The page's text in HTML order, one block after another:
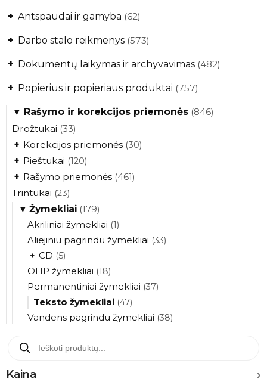
+ Antspaudai ir gamyba (62)
+ Darbo stalo reikmenys (573)
+ Dokumentų laikymas ir archyvavimas (482)
+ Popierius ir popieriaus produktai (757)
▾ Rašymo ir korekcijos priemonės (846)
Drožtukai (33)
+ Korekcijos priemonės (30)
+ Pieštukai (120)
+ Rašymo priemonės (461)
Trintukai (23)
▾ Žymekliai (179)
Akriliniai žymekliai (1)
Aliejiniu pagrindu žymekliai (33)
+ CD (5)
OHP žymekliai (18)
Permanentiniai žymekliai (37)
Teksto žymekliai (47)
Vandens pagrindu žymekliai (38)
Kaina